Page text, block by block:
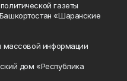
газеты
«Шаранские
массовой информации
дом «Республика